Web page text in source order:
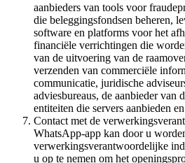
aanbieders van tools voor
die beleggingsfondsen beheren,
software en platforms voor het
financiële verrichtingen die
van de uitvoering van de
verzenden van commerciële
communicatie, juridische
adviesbureaus, de aanbieder van
entiteiten die servers aanbieden
Contact met de
WhatsApp-app kan door u
verwerkingsverantwoordelijke
u op te nemen om het